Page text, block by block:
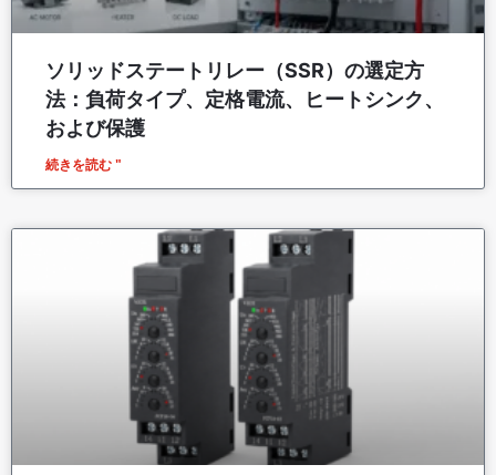
ソリッドステートリレー（SSR）の選定方
法：負荷タイプ、定格電流、ヒートシンク、
および保護
続きを読む "